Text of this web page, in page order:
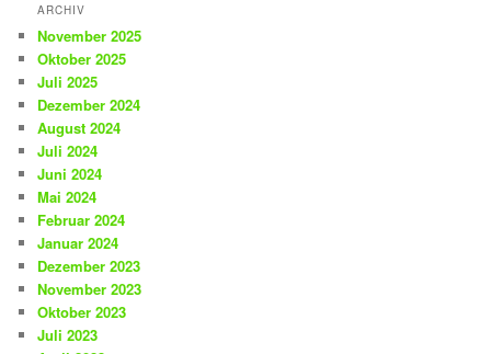
ARCHIV
November 2025
Oktober 2025
Juli 2025
Dezember 2024
August 2024
Juli 2024
Juni 2024
Mai 2024
Februar 2024
Januar 2024
Dezember 2023
November 2023
Oktober 2023
Juli 2023